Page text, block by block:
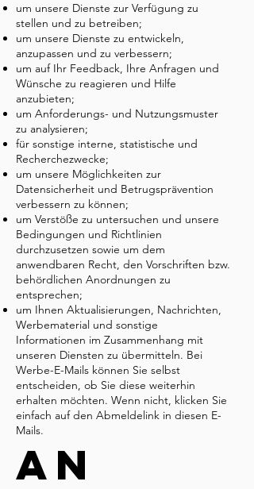
um unsere Dienste zur Verfügung zu
stellen und zu betreiben;
um unsere Dienste zu entwickeln,
anzupassen und zu verbessern;
um auf Ihr Feedback, Ihre Anfragen und
Wünsche zu reagieren und Hilfe
anzubieten;
um Anforderungs- und Nutzungsmuster
zu analysieren;
für sonstige interne, statistische und
Recherchezwecke;
um unsere Möglichkeiten zur
Datensicherheit und Betrugsprävention
verbessern zu können;
um Verstöße zu untersuchen und unsere
Bedingungen und Richtlinien
durchzusetzen sowie um dem
anwendbaren Recht, den Vorschriften bzw.
behördlichen Anordnungen zu
entsprechen;
um Ihnen Aktualisierungen, Nachrichten,
Werbematerial und sonstige
Informationen im Zusammenhang mit
unseren Diensten zu übermitteln. Bei
Werbe-E-Mails können Sie selbst
entscheiden, ob Sie diese weiterhin
erhalten möchten. Wenn nicht, klicken Sie
einfach auf den Abmeldelink in diesen E-
Mails.
An